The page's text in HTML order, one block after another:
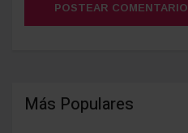
POSTEAR COMENTARIO
Más Populares